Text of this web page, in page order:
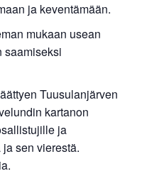
ja keventämään.
mukaan usean
saamiseksi
Tuusulanjärven
kartanon
ja
sen vierestä.